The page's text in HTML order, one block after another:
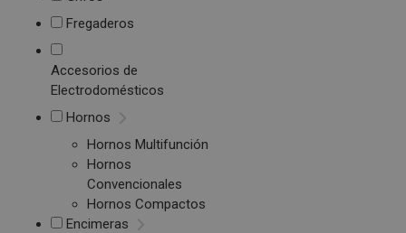
Fregaderos
Accesorios de
Electrodomésticos
Hornos
Hornos Multifunción
Hornos
Convencionales
Hornos Compactos
Encimeras